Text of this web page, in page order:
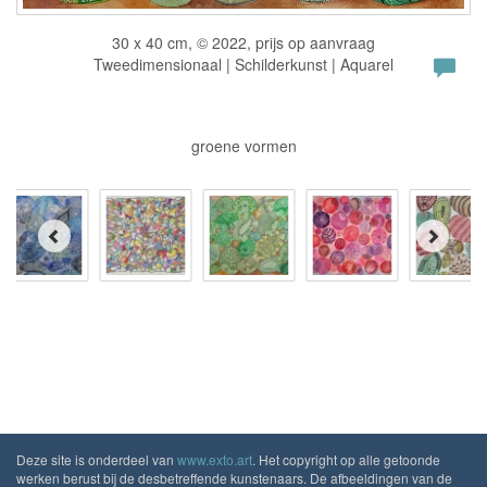
30 x 40 cm, © 2022, prijs op aanvraag
Tweedimensionaal | Schilderkunst | Aquarel
groene vormen
Deze site is onderdeel van www.exto.art. Het copyright op alle getoonde
werken berust bij de desbetreffende kunstenaars. De afbeeldingen van de